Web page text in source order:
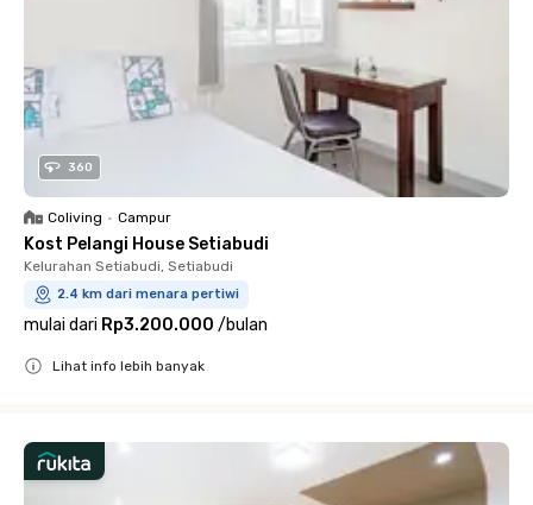
360
Coliving • Campur
Kost Pelangi House Setiabudi
Kelurahan Setiabudi, Setiabudi
2.4 km dari menara pertiwi
mulai dari Rp3.200.000 /bulan
Lihat info lebih banyak